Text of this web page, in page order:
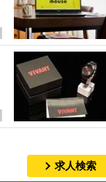
求人検索